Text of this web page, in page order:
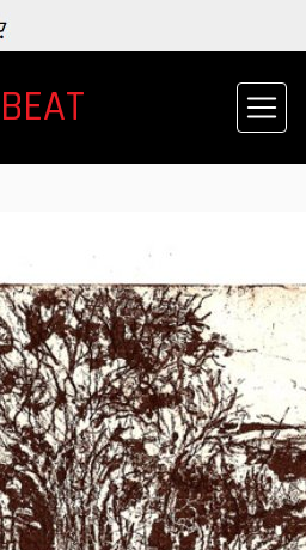
BEAT